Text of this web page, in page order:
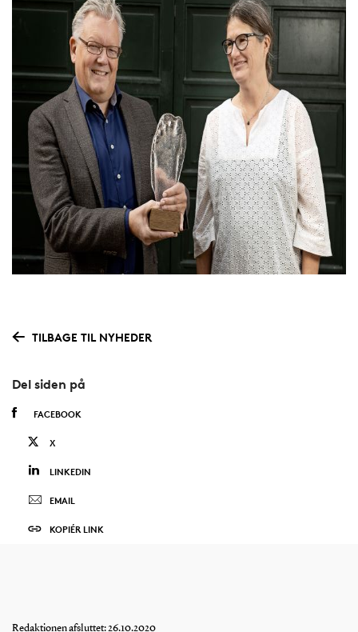
TILBAGE TIL NYHEDER
Del siden på
FACEBOOK
X
LINKEDIN
EMAIL
KOPIÉR LINK
Redaktionen afsluttet: 26.10.2020